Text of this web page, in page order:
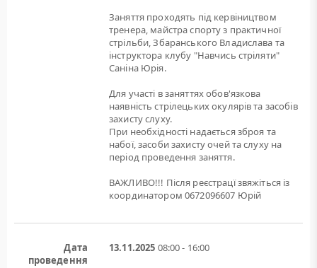
Заняття проходять під кервіництвом
тренера, майстра спорту з практичної
стрільби, Збаранського Владислава та
інструктора клубу "Навчись стріляти"
Саніна Юрія.
Для участі в заняттях обов'язкова
наявність стрілецьких окулярів та засобів
захисту слуху.
При необхідності надається зброя та
набої, засоби захисту очей та слуху на
період проведення заняття.
ВАЖЛИВО!!! Після реєстрацї звяжіться із
координатором 0672096607 Юрій
Дата
проведення
13.11.2025 08:00 - 16:00